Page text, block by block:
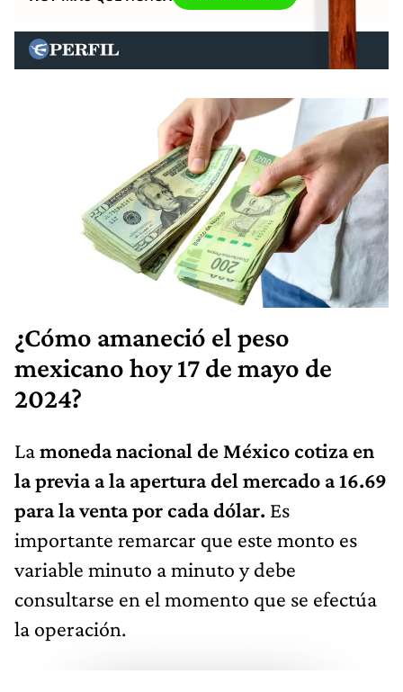
¿Cómo amaneció el peso
mexicano hoy 17 de mayo de
2024?
Lamoneda nacional de México cotiza en
la previa a la apertura del mercado a 16.69
para la venta por cada dólar. Es
importante remarcar que este monto es
variable minuto a minuto y debe
consultarse en el momento que se efectúa
la operación.